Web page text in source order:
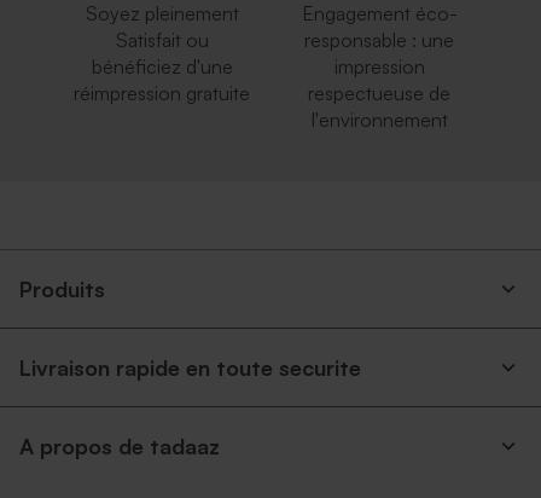
Soyez pleinement
Satisfait ou
bénéficiez d'une
réimpression gratuite
Engagement éco-
responsable : une
impression
respectueuse de
l'environnement
Produits
Livraison rapide en toute securite
A propos de tadaaz